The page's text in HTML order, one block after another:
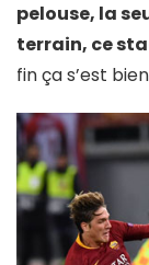
pelouse, la
terrain, ce
fin ça s’est